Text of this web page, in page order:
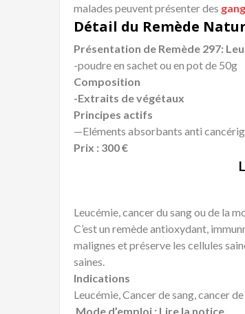
malades peuvent présenter des
Détail du Remède
Présentation de Remède 297:
-poudre en sachet ou en pot de 50g
Composition
-Extraits de végétaux
Principes actifs
—Eléments absorbants anti
Prix : 300 €
Leucémie, cancer du sang ou de la
C’est un remède antioxydant,
malignes et préserve les cellules
saines.
Indications
Leucémie, Cancer de sang, cancer
Mode d’emploi : Lire la notice